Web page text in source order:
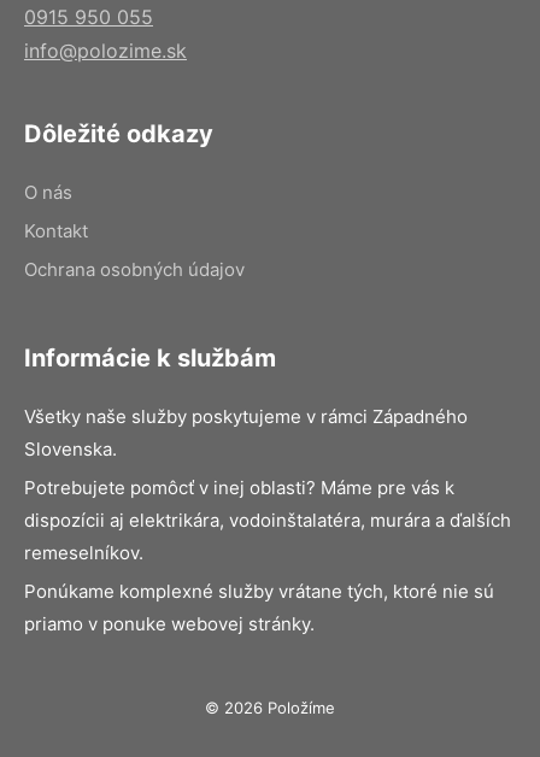
0915 950 055
info@polozime.sk
Dôležité odkazy
O nás
Kontakt
Ochrana osobných údajov
Informácie k službám
Všetky naše služby poskytujeme v rámci Západného
Slovenska.
Potrebujete pomôcť v inej oblasti? Máme pre vás k
dispozícii aj elektrikára, vodoinštalatéra, murára a ďalších
remeselníkov.
Ponúkame komplexné služby vrátane tých, ktoré nie sú
priamo v ponuke webovej stránky.
© 2026 Položíme